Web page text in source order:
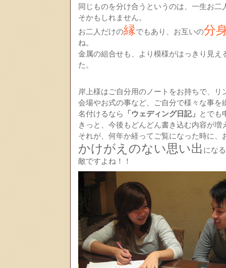
同じものを分け合うというのは、一生お
そかもしれません。
お二人だけの縁でもあり、お互いの分
ね。
金属の組合せも、より模様がはっきり見え
た。
岸上様はご自分用のノートをお持ちで、リ
会場やお式の事など、ご自分で様々な事を
名付けるなら
「ウェディング日記」 とでも
きっと、今後もどんどん書き込む内容が増
それが、何年か経ってご覧になった時に、
かけがえのない思い出 にな
敵ですよね！！